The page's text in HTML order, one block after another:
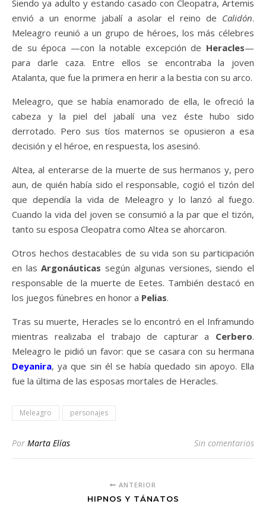
Siendo ya adulto y estando casado con Cleopatra, Ártemis
envió a un enorme jabalí a asolar el reino de Calidón.
Meleagro reunió a un grupo de héroes, los más célebres
de su época —con la notable excepción de Heracles—
para darle caza. Entre ellos se encontraba la joven
Atalanta, que fue la primera en herir a la bestia con su arco.
Meleagro, que se había enamorado de ella, le ofreció la
cabeza y la piel del jabalí una vez éste hubo sido
derrotado. Pero sus tíos maternos se opusieron a esa
decisión y el héroe, en respuesta, los asesinó.
Altea, al enterarse de la muerte de sus hermanos y, pero
aun, de quién había sido el responsable, cogió el tizón del
que dependía la vida de Meleagro y lo lanzó al fuego.
Cuando la vida del joven se consumió a la par que el tizón,
tanto su esposa Cleopatra como Altea se ahorcaron.
Otros hechos destacables de su vida son su participación
en lasArgonáuticas según algunas versiones, siendo el
responsable de la muerte de Eetes. También destacó en
los juegos fúnebres en honor a Pelias.
Tras su muerte, Heracles se lo encontró en el Inframundo
mientras realizaba el trabajo de capturar a Cerbero.
Meleagro le pidió un favor: que se casara con su hermana
Deyanira, ya que sin él se había quedado sin apoyo. Ella
fue la última de las esposas mortales de Heracles.
Meleagro personajes
Por Marta Elías Sin comentarios
ANTERIOR
HIPNOS Y TÁNATOS